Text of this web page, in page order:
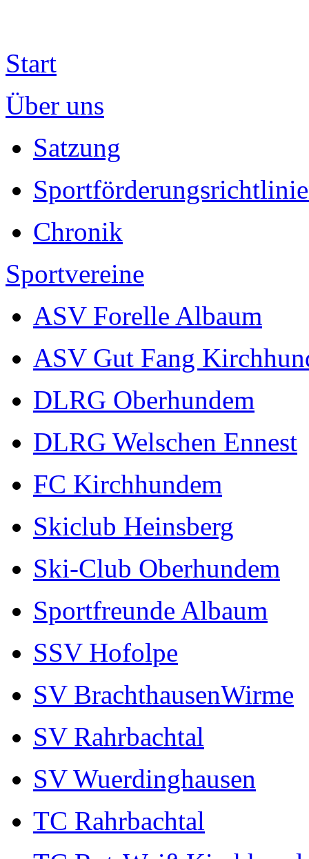
Start
Über uns
Satzung
Chronik
Sportvereine
ASV Forelle Albaum
ASV Gut Fang
DLRG Oberhundem
DLRG Welschen Ennest
FC Kirchhundem
Skiclub Heinsberg
Ski-Club Oberhundem
Sportfreunde Albaum
SSV Hofolpe
SV BrachthausenWirme
SV Rahrbachtal
SV Wuerdinghausen
TC Rahrbachtal